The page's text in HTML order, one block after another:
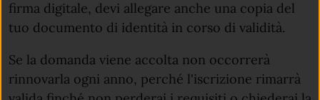
firma digitale, devi allegare anche una copia del
tuo documento di identità in corso di validità.
Se la domanda viene accolta non occorrerà
rinnovarla ogni anno, perché l'iscrizione rimarrà